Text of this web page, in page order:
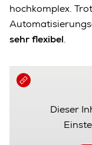
Dieser
hochkomplex.
sehr flexibel.